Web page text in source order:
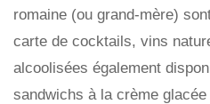
romaine (ou grand-mère)
carte de cocktails, vins
alcoolisées également
sandwichs à la crème